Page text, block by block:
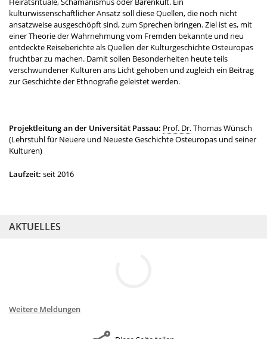
kulturwissenschaftlicher Ansatz soll diese Quellen, die noch nicht
ansatzweise ausgeschöpft sind, zum Sprechen bringen. Ziel ist es, mit
einer Theorie der Wahrnehmung vom Fremden bekannte und neu
entdeckte Reiseberichte als Quellen der Kulturgeschichte Osteuropas
fruchtbar zu machen. Damit sollen Besonderheiten heute teils
verschwundener Kulturen ans Licht gehoben und zugleich ein Beitrag
zur Geschichte der Ethnografie geleistet werden.
Projektleitung an der Universität Passau: Prof. Dr.Thomas Wünsch
(Lehrstuhl für Neuere und Neueste Geschichte Osteuropas und seiner
Kulturen)
Laufzeit: seit 2016
AKTUELLES
Weitere Meldungen